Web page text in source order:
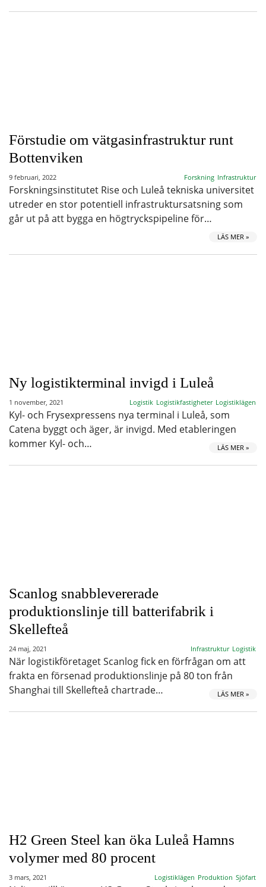
Förstudie om vätgasinfrastruktur runt
Bottenviken
9 februari, 2022 Forskning Infrastruktur
Forskningsinstitutet Rise och Luleå tekniska universitet
utreder en stor potentiell infrastruktursatsning som
går ut på att bygga en högtryckspipeline för…
LÄS MER »
Ny logistikterminal invigd i Luleå
1 november, 2021 Logistik Logistikfastigheter Logistiklägen
Kyl- och Frysexpressens nya terminal i Luleå, som
Catena byggt och äger, är invigd. Med etableringen
kommer Kyl- och…
LÄS MER »
Scanlog snabblevererade
produktionslinje till batterifabrik i
Skellefteå
24 maj, 2021 Infrastruktur Logistik
När logistikföretaget Scanlog fick en förfrågan om att
frakta en försenad produktionslinje på 80 ton från
Shanghai till Skellefteå chartrade…
LÄS MER »
H2 Green Steel kan öka Luleå Hamns
volymer med 80 procent
3 mars, 2021 Logistiklägen Produktion Sjöfart